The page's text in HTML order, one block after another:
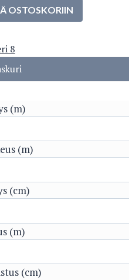
OSTOSKORIIN
8
(m)
(m)
(cm)
(m)
(cm)